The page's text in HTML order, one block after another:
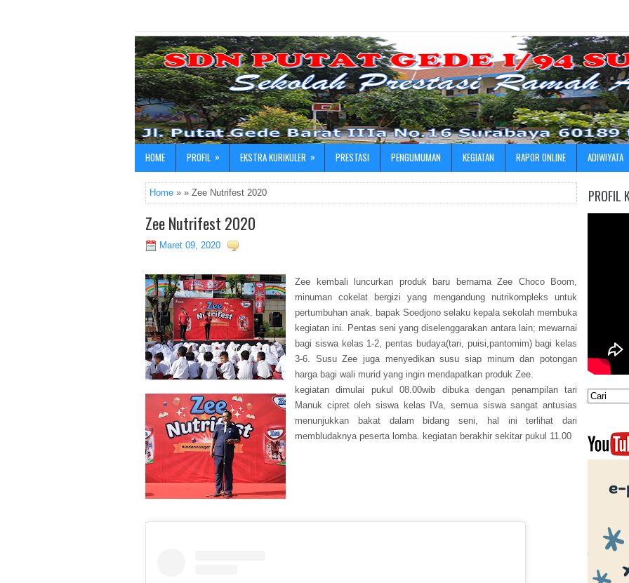
HOME PROFIL » EKSTRA KURIKULER » PRESTASI PENGUMUMAN KEGIATAN RAPOR ONLINE ADIWIYATA
Home » » Zee Nutrifest 2020
Zee Nutrifest 2020
Maret 09, 2020
Zee kembali luncurkan produk baru bernama Zee Choco Boom,
minuman cokelat bergizi yang mengandung nutrikompleks untuk
pertumbuhan anak. bapak Soedjono selaku kepala sekolah membuka
kegiatan ini. Pentas seni yang diselenggarakan antara lain; mewarnai
bagi siswa kelas 1-2, pentas budaya(tari, puisi,pantomim) bagi kelas
3-6. Susu Zee juga menyedikan susu siap minum dan potongan
harga bagi wali murid yang ingin mendapatkan produk Zee.
kegiatan dimulai pukul 08.00wib dibuka dengan penampilan tari
Manuk cipret oleh siswa kelas IVa, semua siswa sangat antusias
menunjukkan bakat dalam bidang seni, hal ini terlihat dari
membludaknya peserta lomba. kegiatan berakhir sekitar pukul 11.00
PROFIL